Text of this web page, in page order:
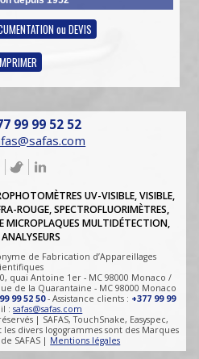
ou DEVIS
99 99 52 52
UV-VISIBLE, VISIBLE,
ROUGE, SPECTROFLUORIMÈTRES,
MICROPLAQUES MULTIDÉTECTION,
de Fabrication d’Appareillages
quai Antoine 1er - MC 98000 Monaco /
de la Quarantaine - MC 98000 Monaco
99 52 50- Assistance clients : +377 99 99
:safas@safas.com
| SAFAS, TouchSnake, Easyspec,
les divers logogrammes sont des Marques
SAFAS | Mentions légales